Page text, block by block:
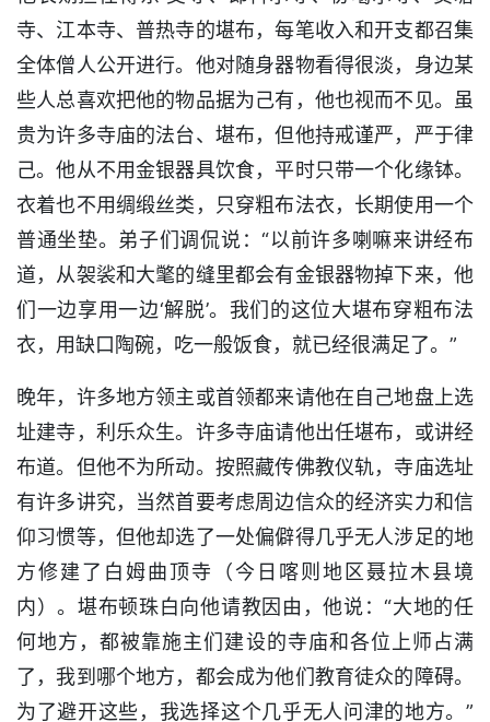
寺、江本寺、普热寺的堪布，每笔收入和开支都召集
全体僧人公开进行。他对随身器物看得很淡，身边某
些人总喜欢把他的物品据为己有，他也视而不见。虽
贵为许多寺庙的法台、堪布，但他持戒谨严，严于律
己。他从不用金银器具饮食，平时只带一个化缘钵。
衣着也不用绸缎丝类，只穿粗布法衣，长期使用一个
普通坐垫。弟子们调侃说：“以前许多喇嘛来讲经布
道，从袈裟和大氅的缝里都会有金银器物掉下来，他
们一边享用一边‘解脱’。我们的这位大堪布穿粗布法
衣，用缺口陶碗，吃一般饭食，就已经很满足了。”
晚年，许多地方领主或首领都来请他在自己地盘上选
址建寺，利乐众生。许多寺庙请他出任堪布，或讲经
布道。但他不为所动。按照藏传佛教仪轨，寺庙选址
有许多讲究，当然首要考虑周边信众的经济实力和信
仰习惯等，但他却选了一处偏僻得几乎无人涉足的地
方修建了白姆曲顶寺（今日喀则地区聂拉木县境
内）。堪布顿珠白向他请教因由，他说：“大地的任
何地方，都被靠施主们建设的寺庙和各位上师占满
了，我到哪个地方，都会成为他们教育徒众的障碍。
为了避开这些，我选择这个几乎无人问津的地方。”